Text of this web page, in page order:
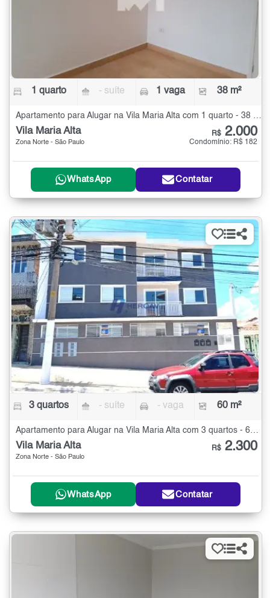
1 quarto - suíte 1 vaga 38 m²
Vila Maria Alta
Zona Norte - São Paulo
R$ 2.000
Condomínio: R$ 182
WhatsApp Contatar
3 quartos - suíte - vaga 60 m²
Apartamento para Alugar na Vila Maria Alta com 3 quartos - 60 m²
Vila Maria Alta
Zona Norte - São Paulo
R$ 2.300
WhatsApp Contatar